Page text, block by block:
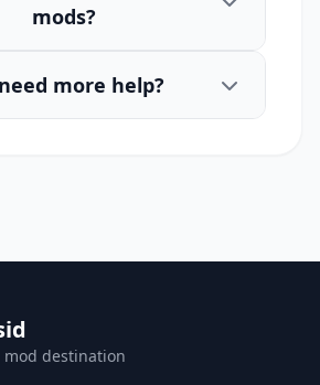
mods?
more help?
destination